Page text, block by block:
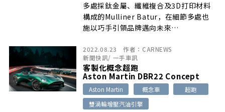
多處採鈦金屬、纖維複合及3D打印材料
構成的Mulliner Batur，在細節多處也
施以巧手引領品牌邁向未來…
2022.08.23 作者： CARNEWS
新聞快訊/ 一手車訊
客製化概念超跑
Aston Martin DBR22 Concept
Aston Martin 概念車
超跑
雙渦輪增壓汽油引擎